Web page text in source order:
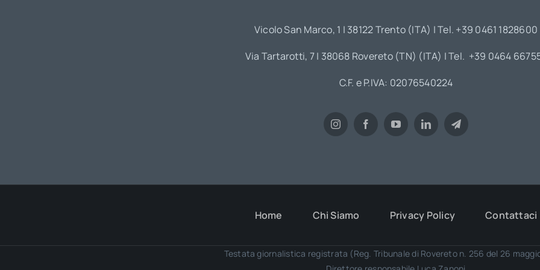
Vicolo San Marco, 1 | 38122 Trento (ITA) | Tel. +39 0461 1828600
Via Tartarotti, 7 | 38068 Rovereto (TN) (ITA) | Tel. +39 0464
C.F. e P.IVA: 02076540224
Home Chi Siamo Privacy Policy Contattaci
Testata giornalistica registrata (Reg. Tribunale di Rovereto n. 256 del 26